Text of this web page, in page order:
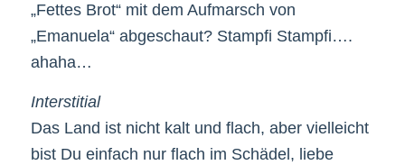
„Fettes Brot“ mit dem Aufmarsch von
„Emanuela“ abgeschaut? Stampfi Stampfi….
ahaha…
Interstitial
Das Land ist nicht kalt und flach, aber vielleicht
bist Du einfach nur flach im Schädel, liebe